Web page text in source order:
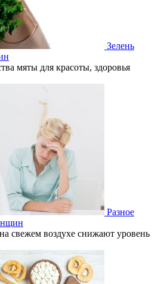
Зелень
мяты для красоты, здоровья
Разное
свежем воздухе снижают уровень